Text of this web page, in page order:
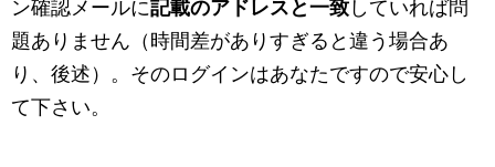
ン確認メールに記載のアドレスと一致 していれば問
題ありません（時間差がありすぎると違う場合あ
り、後述）。そのログインはあなたですので安心し
て下さい。